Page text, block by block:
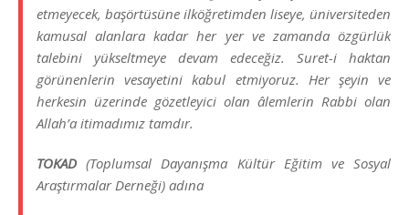
etmeyecek, başörtüsüne ilköğretimden liseye, üniversiteden
kamusal alanlara kadar her yer ve zamanda özgürlük
talebini yükseltmeye devam edeceğiz. Suret-i haktan
görünenlerin vesayetini kabul etmiyoruz. Her şeyin ve
herkesin üzerinde gözetleyici olan âlemlerin Rabbi olan
Allah’a itimadımız tamdır.
TOKAD (Toplumsal Dayanışma Kültür Eğitim ve Sosyal
Araştırmalar Derneği) adına